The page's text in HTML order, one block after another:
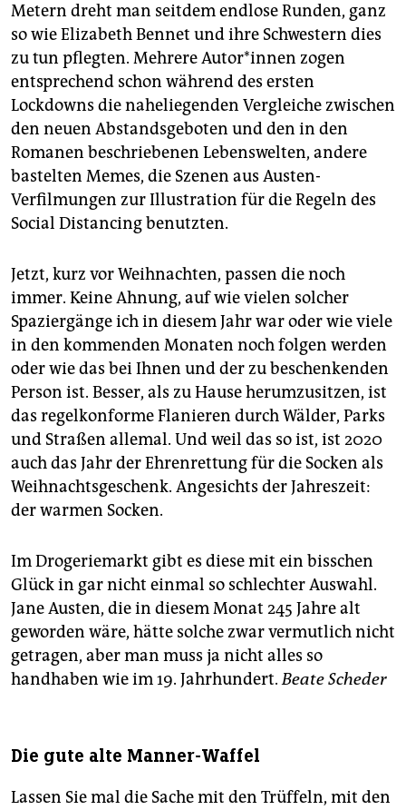
Metern dreht man seitdem endlose Runden, ganz
so wie Elizabeth Bennet und ihre Schwestern dies
zu tun pflegten. Mehrere Autor*innen zogen
entsprechend schon während des ersten
Lockdowns die naheliegenden Vergleiche zwischen
den neuen Abstandsgeboten und den in den
Romanen beschriebenen Lebenswelten, andere
bastelten Memes, die Szenen aus Austen-
Verfilmungen zur Illustration für die Regeln des
Social Distancing benutzten.
Jetzt, kurz vor Weihnachten, passen die noch
immer. Keine Ahnung, auf wie vielen solcher
Spaziergänge ich in diesem Jahr war oder wie viele
in den kommenden Monaten noch folgen werden
oder wie das bei Ihnen und der zu beschenkenden
Person ist. Besser, als zu Hause herumzusitzen, ist
das regelkonforme Flanieren durch Wälder, Parks
und Straßen allemal. Und weil das so ist, ist 2020
auch das Jahr der Ehrenrettung für die Socken als
Weihnachtsgeschenk. Angesichts der Jahreszeit:
der warmen Socken.
Im Drogeriemarkt gibt es diese mit ein bisschen
Glück in gar nicht einmal so schlechter Auswahl.
Jane Austen, die in diesem Monat 245 Jahre alt
geworden wäre, hätte solche zwar vermutlich nicht
getragen, aber man muss ja nicht alles so
handhaben wie im 19. Jahrhundert.Beate Scheder
Die gute alte Manner-Waffel
Lassen Sie mal die Sache mit den Trüffeln, mit den